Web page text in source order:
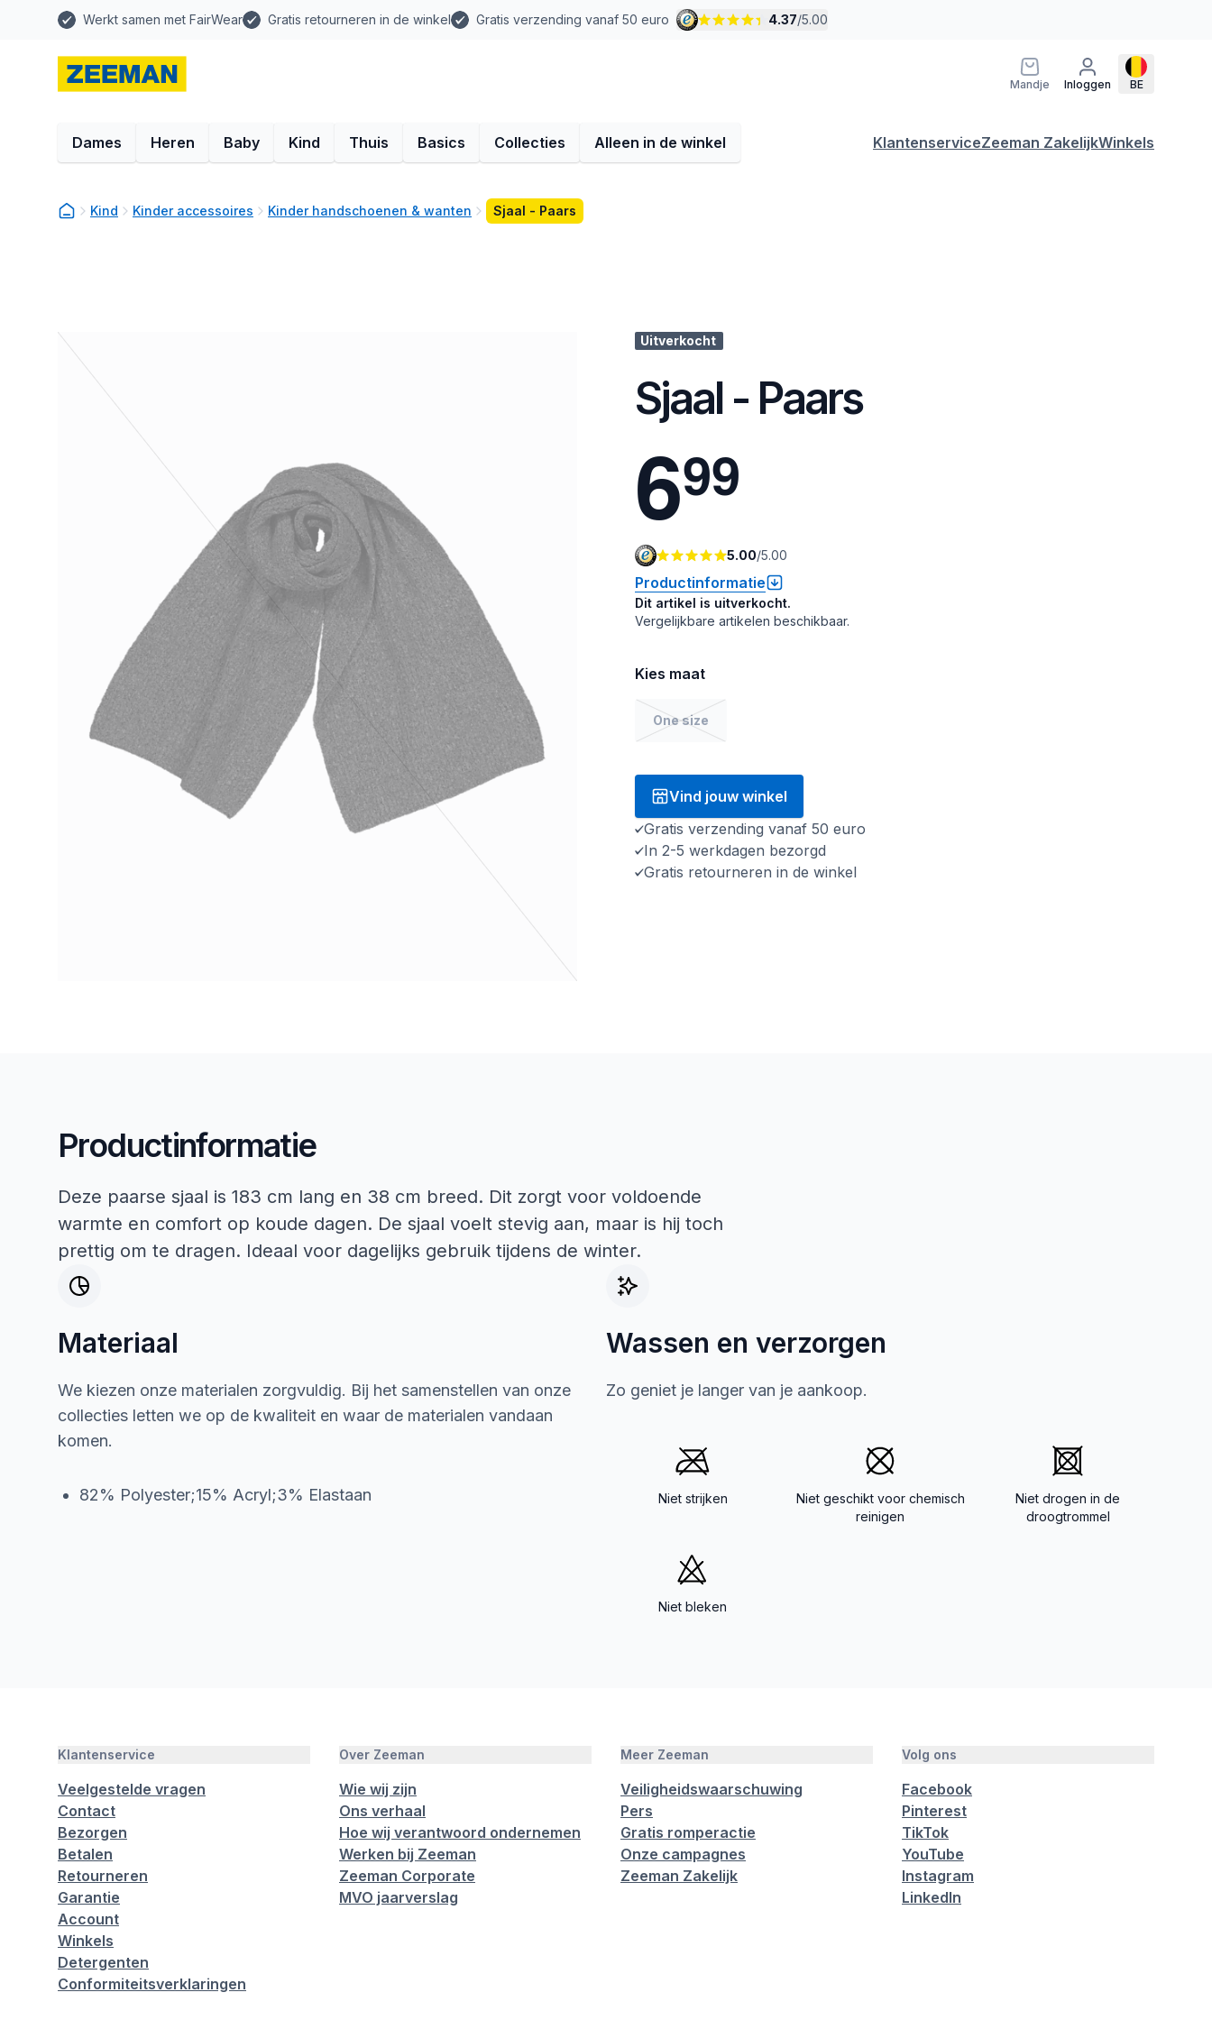
Werkt samen met FairWear Gratis retourneren in de winkel Gratis verzending vanaf 50 euro 4.37/5.00
Mandje Inloggen BE
Dames Heren Baby Kind Thuis Basics Collecties Alleen in de winkel KlantenserviceZeeman ZakelijkWinkels
Kind Kinder accessoires Kinder handschoenen & wanten Sjaal - Paars
Uitverkocht
Sjaal - Paars
699
5.00/5.00
Productinformatie
Dit artikel is uitverkocht.
Vergelijkbare artikelen beschikbaar.
Kies maat
One size
Vind jouw winkel
Gratis verzending vanaf 50 euro
In 2-5 werkdagen bezorgd
Gratis retourneren in de winkel
Productinformatie
Deze paarse sjaal is 183 cm lang en 38 cm breed. Dit zorgt voor voldoende
warmte en comfort op koude dagen. De sjaal voelt stevig aan, maar is hij toch
prettig om te dragen. Ideaal voor dagelijks gebruik tijdens de winter.
Materiaal
We kiezen onze materialen zorgvuldig. Bij het samenstellen van onze
collecties letten we op de kwaliteit en waar de materialen vandaan
komen.
82% Polyester;15% Acryl;3% Elastaan
Wassen en verzorgen
Zo geniet je langer van je aankoop.
Niet strijken
Niet geschikt voor chemisch
reinigen
Niet drogen in de
droogtrommel
Niet bleken
Klantenservice
Veelgestelde vragen
Contact
Bezorgen
Betalen
Retourneren
Garantie
Account
Winkels
Detergenten
Conformiteitsverklaringen
Over Zeeman
Wie wij zijn
Ons verhaal
Hoe wij verantwoord ondernemen
Werken bij Zeeman
Zeeman Corporate
MVO jaarverslag
Meer Zeeman
Veiligheidswaarschuwing
Pers
Gratis romperactie
Onze campagnes
Zeeman Zakelijk
Volg ons
Facebook
Pinterest
TikTok
YouTube
Instagram
LinkedIn